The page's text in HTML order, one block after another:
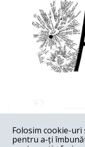
COMENTARII
Nume
Folosim cookie-
pentru a-ți